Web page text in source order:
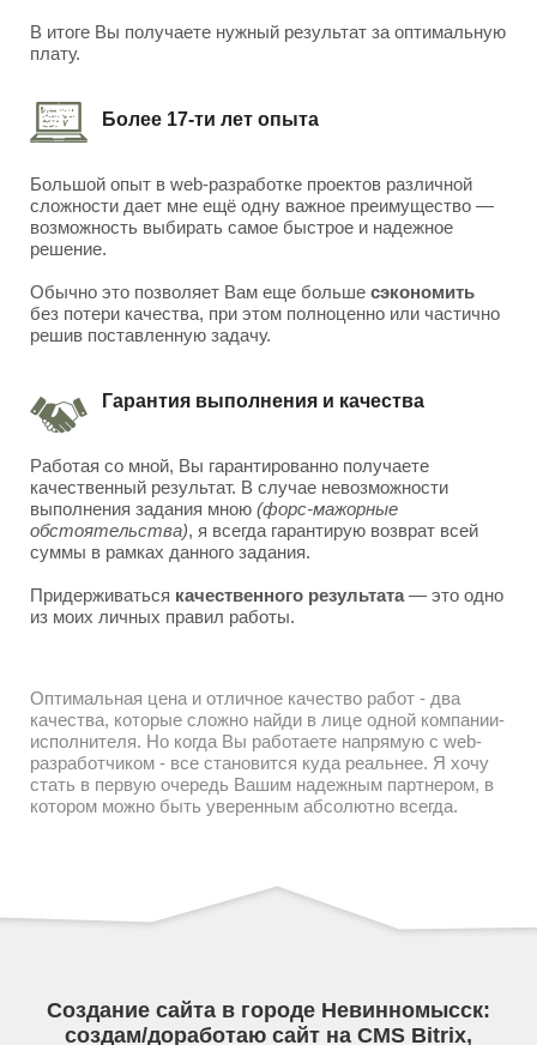
В итоге Вы получаете нужный результат за оптимальную
плату.
Более 17-ти лет опыта
Большой опыт в web-разработке проектов различной
сложности дает мне ещё одну важное преимущество —
возможность выбирать самое быстрое и надежное
решение.
Обычно это позволяет Вам еще больше сэкономить
без потери качества, при этом полноценно или частично
решив поставленную задачу.
Гарантия выполнения и качества
Работая со мной, Вы гарантированно получаете
качественный результат. В случае невозможности
выполнения задания мною (форс-мажорные
обстоятельства), я всегда гарантирую возврат всей
суммы в рамках данного задания.
Придерживаться качественного результата— это одно
из моих личных правил работы.
Оптимальная цена и отличное качество работ - два
качества, которые сложно найди в лице одной компании-
исполнителя. Но когда Вы работаете напрямую с web-
разработчиком - все становится куда реальнее. Я хочу
стать в первую очередь Вашим надежным партнером, в
котором можно быть уверенным абсолютно всегда.
Создание сайта в городе Невинномысск:
создам/доработаю сайт на CMS Bitrix,